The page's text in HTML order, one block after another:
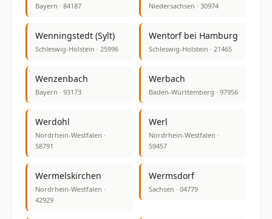
Bayern · 84187 Niedersachsen · 30974
Wenningstedt (Sylt)
Schleswig-Holstein · 25996
Wentorf bei Hamburg
Schleswig-Holstein · 21465
Wenzenbach
Bayern · 93173
Werbach
Baden-Württemberg · 97956
Werdohl
Nordrhein-Westfalen ·
58791
Werl
Nordrhein-Westfalen ·
59457
Wermelskirchen
Nordrhein-Westfalen ·
42929
Wermsdorf
Sachsen · 04779